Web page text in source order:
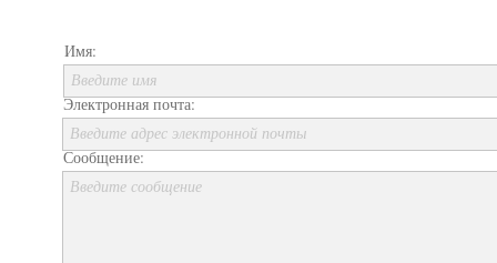
Имя:
Введите имя
Электронная почта:
Введите адрес электронной почты
Сообщение:
Введите сообщение